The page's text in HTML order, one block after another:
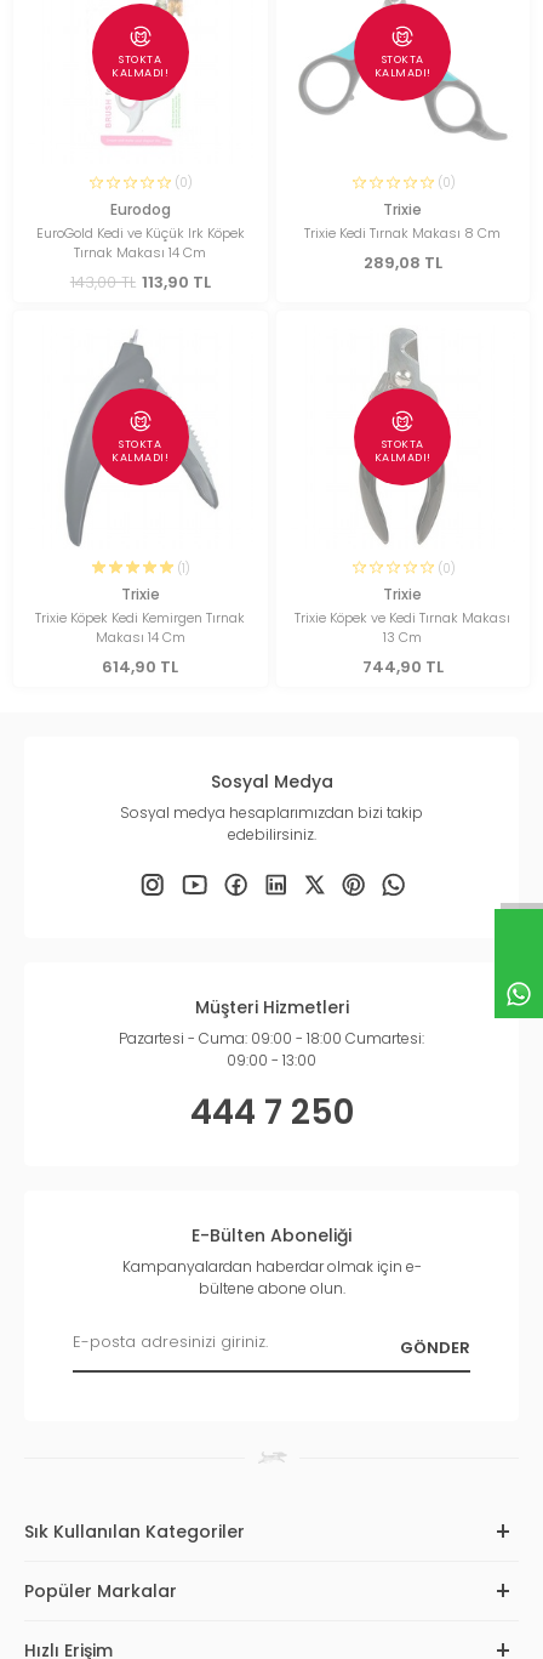
STOKTA
KALMADI!
(0)
Eurodog
EuroGold Kedi ve Küçük Irk Köpek
Tırnak Makası 14 Cm
143,00 TL 113,90 TL
STOKTA
KALMADI!
(0)
Trixie
Trixie Kedi Tırnak Makası 8 Cm
289,08 TL
STOKTA
KALMADI!
(1)
Trixie
Trixie Köpek Kedi Kemirgen Tırnak
Makası 14 Cm
614,90 TL
STOKTA
KALMADI!
(0)
Trixie
Trixie Köpek ve Kedi Tırnak Makası
13 Cm
744,90 TL
Sosyal Medya
Sosyal medya hesaplarımızdan bizi takip
edebilirsiniz.
Müşteri Hizmetleri
Pazartesi - Cuma: 09:00 - 18:00 Cumartesi:
09:00 - 13:00
444 7 250
E-Bülten Aboneliği
Kampanyalardan haberdar olmak için e-
bültene abone olun.
Sık Kullanılan Kategoriler
Popüler Markalar
Hızlı Erişim